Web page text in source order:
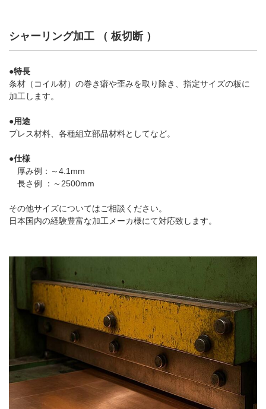
シャーリング加工 （ 板切断 ）
●特長
条材（コイル材）の巻き癖や歪みを取り除き、指定サイズの板に
加工します。
●用途
プレス材料、各種組立部品材料としてなど。
●仕様
厚み例：～4.1mm
長さ例 ：～2500mm
その他サイズについてはご相談ください。
日本国内の経験豊富な加工メーカ様にて対応致します。